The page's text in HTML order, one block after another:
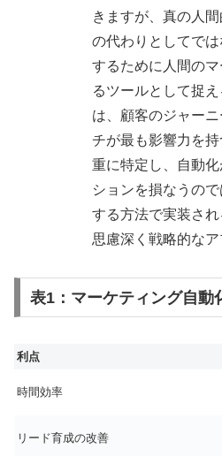
きますが、真の人
の代わりとしてで
するために人間の
るツールとして捉
は、顧客のジャー
チが最も影響力を
重に特定し、自動
ションを損なうの
する方法で実装され
思慮深く戦略的なア
表1：マーケティング自動
利点
時間効率
リード育成の改善